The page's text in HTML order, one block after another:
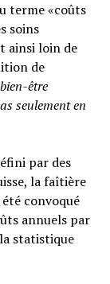
terme «coûts
soins
ainsi loin de
de
être
seulement en
par des
la faîtière
été convoqué
annuels par
statistique